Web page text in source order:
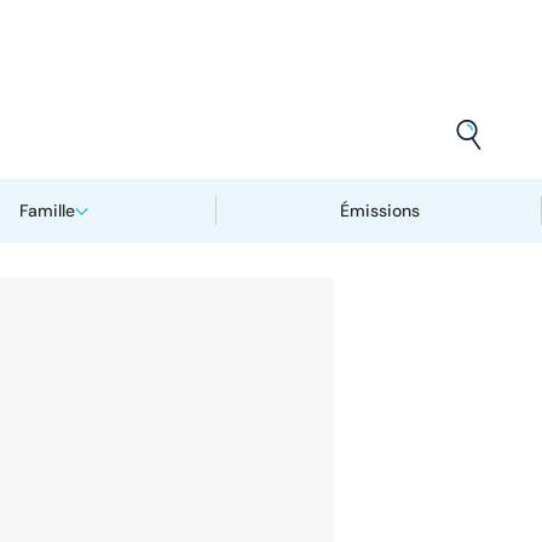
Famille Émissions